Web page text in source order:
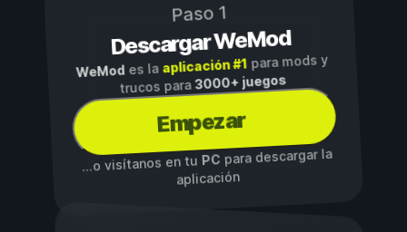
Paso 1
Descargar WeMod
WeMod es la aplicación #1para mods y
trucos para3000+ juegos
Empezar
...o visítanos en tuPCpara descargar la
aplicación